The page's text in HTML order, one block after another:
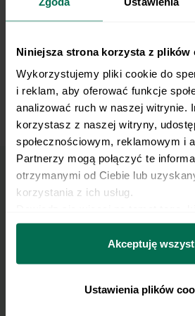
Niniejsza strona korzysta z plików
Wykorzystujemy pliki cookie do
i reklam, aby oferować funkcje
analizować ruch w naszej witrynie.
korzystasz z naszej witryny,
społecznościowym, reklamowym i
Partnerzy mogą połączyć te
otrzymanymi od Ciebie lub
korzystania z ich usług.
można się z nami skontaktować i w
przetwarzamy dane osobowe w
prywatności.
Akceptuję
Ustawienia plików
Single Leg Hamstring Curl on
Marzy Ci się
płaskiego brzucha?